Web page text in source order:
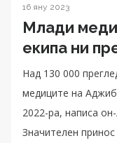
16 яну 2023
Млади
екипа ни
Над 130 000
медиците на
2022-ра, написа
Значителен